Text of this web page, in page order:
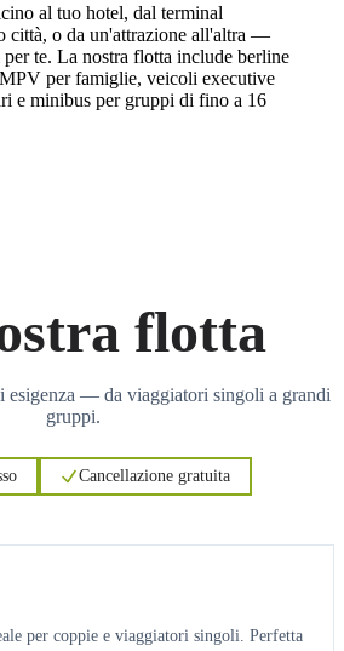
al tuo hotel, dal terminal
città, o da un'attrazione all'altra —
te. La nostra flotta include berline
per famiglie, veicoli executive
e minibus per gruppi di fino a 16
flotta
esigenza — da viaggiatori singoli a grandi
gruppi.
Cancellazione gratuita
per coppie e viaggiatori singoli. Perfetta